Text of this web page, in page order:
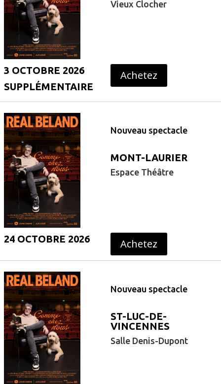
Vieux Clocher
3 OCTOBRE 2026 Achetez
SUPPLÉMENTAIRE
Nouveau spectacle
MONT-LAURIER
Espace Théâtre
24 OCTOBRE 2026 Achetez
Nouveau spectacle
ST-LUC-DE-
VINCENNES
Salle Denis-Dupont